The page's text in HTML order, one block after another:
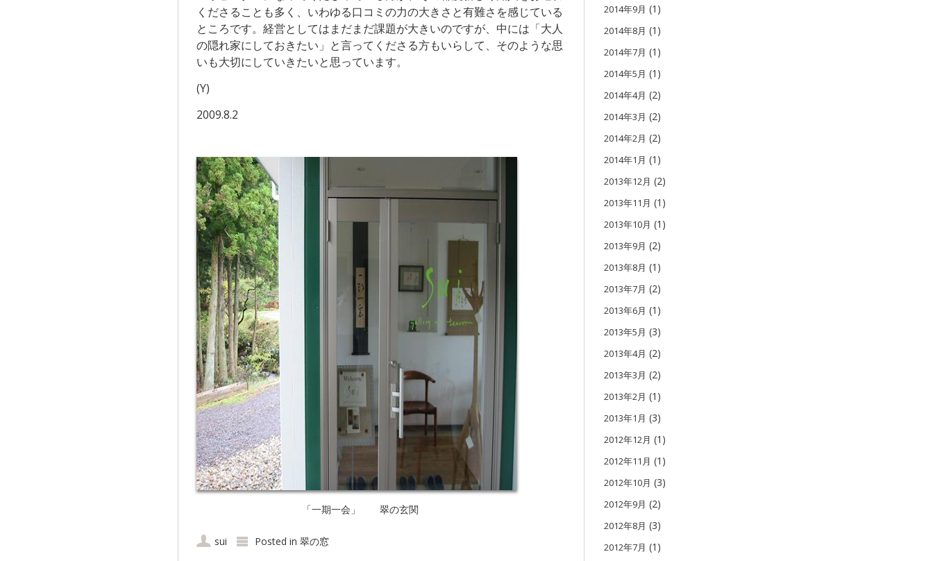
くださることも多く、いわゆる口コミの力の大きさと有難さを感じている
ところです。経営としてはまだまだ課題が大きいのですが、中には「大人
の隠れ家にしておきたい」と言ってくださる方もいらして、そのような思
いも大切にしていきたいと思っています。
(Y)
2009.8.2
「一期一会」 翠の玄関
sui Posted in 翠の窓
2014年9月 (1)
2014年8月 (1)
2014年7月 (1)
2014年5月 (1)
2014年4月 (2)
2014年3月 (2)
2014年2月 (2)
2014年1月 (1)
2013年12月 (2)
2013年11月 (1)
2013年10月 (1)
2013年9月 (2)
2013年8月 (1)
2013年7月 (2)
2013年6月 (1)
2013年5月 (3)
2013年4月 (2)
2013年3月 (2)
2013年2月 (1)
2013年1月 (3)
2012年12月 (1)
2012年11月 (1)
2012年10月 (3)
2012年9月 (2)
2012年8月 (3)
2012年7月 (1)